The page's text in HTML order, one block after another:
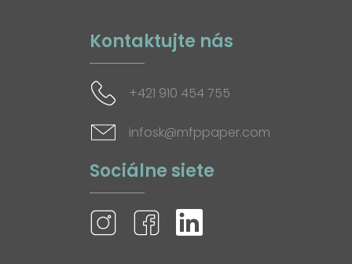
Kontaktujte nás
+421 910 454 755
infosk@mfppaper.com
Sociálne siete